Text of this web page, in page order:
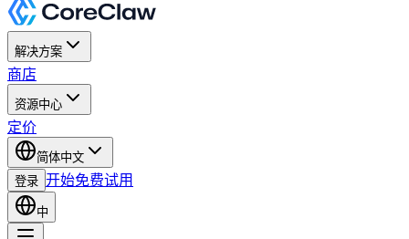
解决方案
商店
资源中心
定价
简体中文
登录 开始免费试用
中